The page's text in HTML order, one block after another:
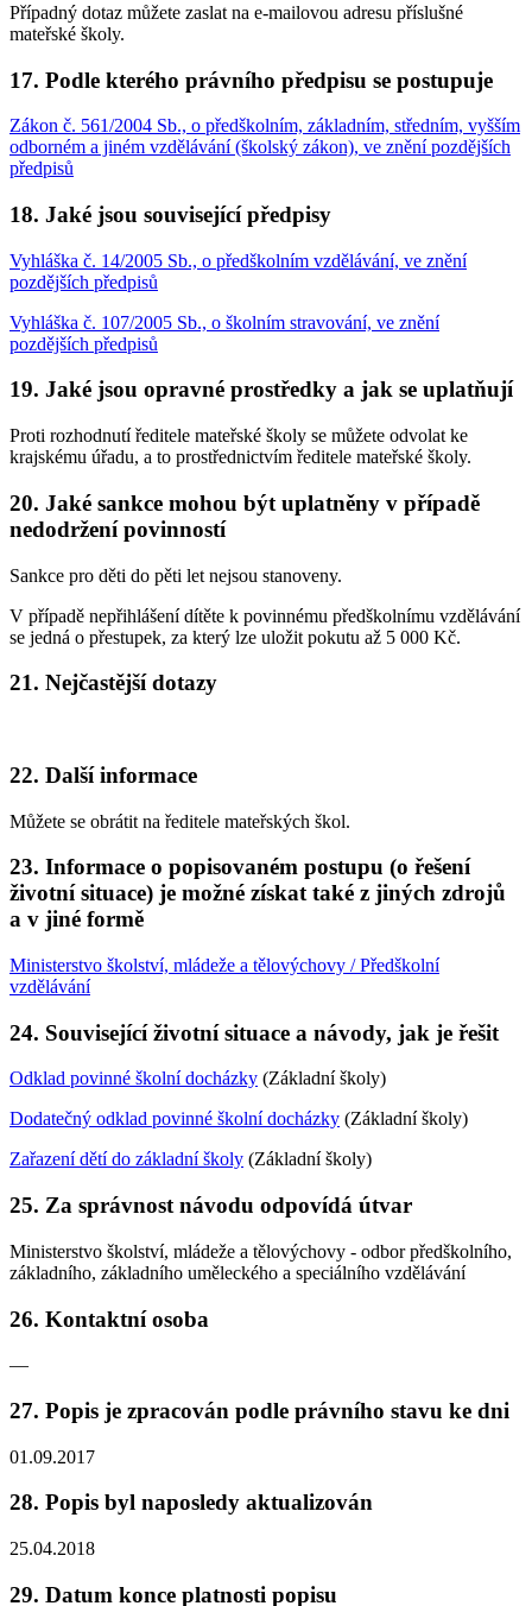
Případný dotaz můžete zaslat na e-mailovou adresu příslušné
mateřské školy.
17. Podle kterého právního předpisu se postupuje
Zákon č. 561/2004 Sb., o předškolním, základním, středním, vyšším
odborném a jiném vzdělávání (školský zákon), ve znění pozdějších
předpisů
18. Jaké jsou související předpisy
Vyhláška č. 14/2005 Sb., o předškolním vzdělávání, ve znění
pozdějších předpisů
Vyhláška č. 107/2005 Sb., o školním stravování, ve znění
pozdějších předpisů
19. Jaké jsou opravné prostředky a jak se uplatňují
Proti rozhodnutí ředitele mateřské školy se můžete odvolat ke
krajskému úřadu, a to prostřednictvím ředitele mateřské školy.
20. Jaké sankce mohou být uplatněny v případě
nedodržení povinností
Sankce pro děti do pěti let nejsou stanoveny.
V případě nepřihlášení dítěte k povinnému předškolnímu vzdělávání
se jedná o přestupek, za který lze uložit pokutu až 5 000 Kč.
21. Nejčastější dotazy
22. Další informace
Můžete se obrátit na ředitele mateřských škol.
23. Informace o popisovaném postupu (o řešení
životní situace) je možné získat také z jiných zdrojů
a v jiné formě
Ministerstvo školství, mládeže a tělovýchovy / Předškolní
vzdělávání
24. Související životní situace a návody, jak je řešit
Odklad povinné školní docházky (Základní školy)
Dodatečný odklad povinné školní docházky (Základní školy)
Zařazení dětí do základní školy (Základní školy)
25. Za správnost návodu odpovídá útvar
Ministerstvo školství, mládeže a tělovýchovy - odbor předškolního,
základního, základního uměleckého a speciálního vzdělávání
26. Kontaktní osoba
—
27. Popis je zpracován podle právního stavu ke dni
01.09.2017
28. Popis byl naposledy aktualizován
25.04.2018
29. Datum konce platnosti popisu